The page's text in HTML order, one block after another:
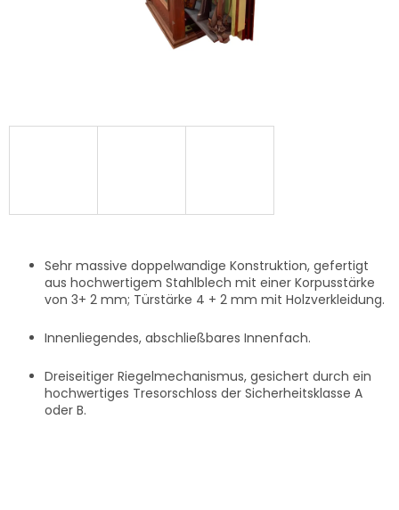
Sehr massive doppelwandige Konstruktion, gefertigt
aus hochwertigem Stahlblech mit einer Korpusstärke
von 3+ 2 mm; Türstärke 4 + 2 mm mit Holzverkleidung.
Innenliegendes, abschließbares Innenfach.
Dreiseitiger Riegelmechanismus, gesichert durch ein
hochwertiges Tresorschloss der Sicherheitsklasse A
oder B.